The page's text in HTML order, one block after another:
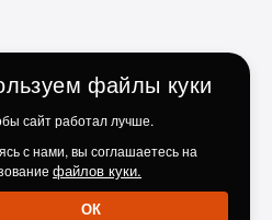
файлы куки
сайт работал лучше.
с нами, вы соглашаетесь на
файлов куки.
ОК